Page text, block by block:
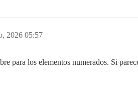
2026 05:57
para los elementos numerados. Si